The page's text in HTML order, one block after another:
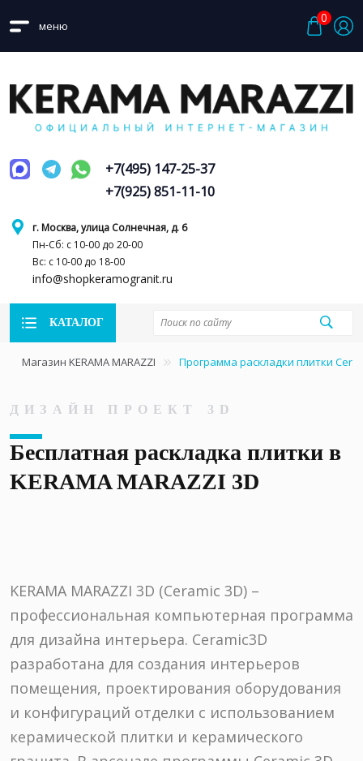
меню
0
г. Москва, улица Солнечная, д. 6
Пн-Сб: с 10-00 до 20-00
Вс: с 10-00 до 18-00
info@shopkeramogranit.ru
+7(495) 147-25-37
+7(925) 851-11-10
КАТАЛОГ
Магазин KERAMA MARAZZI Программа раскладки плитки
ДИЗАЙН ПРОЕКТ 3D
Бесплатная раскладка плитки в
KERAMA MARAZZI 3D
KERAMA MARAZZI 3D (Ceramic 3D) –
профессиональная компьютерная программа
для дизайна интерьера. Ceramic3D
разработана для создания интерьеров
помещения, проектирования оборудования
и конфигураций отделки с использованием
керамической плитки и керамического